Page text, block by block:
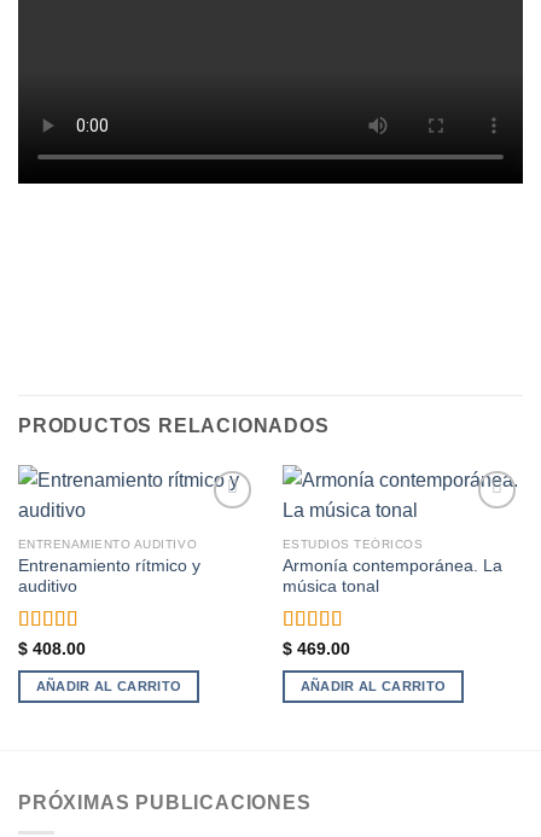
PRODUCTOS RELACIONADOS
ENTRENAMIENTO AUDITIVO
Entrenamiento rítmico y
auditivo
Valorado
con5.00de
$408.00
AÑADIR AL CARRITO
lista de
deseos
ESTUDIOS TEÓRICOS
Armonía contemporánea. La
música tonal
Valorado
con5.00de
$469.00
AÑADIR AL CARRITO
PRÓXIMAS PUBLICACIONES